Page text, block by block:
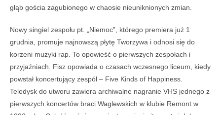
głąb gościa zagubionego w chaosie nieuniknionych zmian.
Nowy singiel zespołu pt. „Niemoc”, którego premiera już 1
grudnia, promuje najnowszą płytę Tworzywa i odnosi się do
korzeni muzyki rap. To opowieść o pierwszych zespołach i
przyjaźniach. Fisz opowiada o czasach wczesnego liceum, kiedy
powstał koncertujący zespół – Five Kinds of Happiness.
Teledysk do utworu zawiera archiwalne nagranie VHS jednego z
pierwszych koncertów braci Waglewskich w klubie Remont w